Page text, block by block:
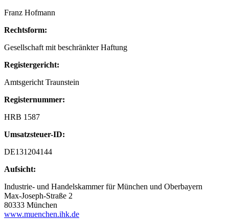
Franz Hofmann
Rechtsform:
Gesellschaft mit beschränkter Haftung
Registergericht:
Amtsgericht Traunstein
Registernummer:
HRB 1587
Umsatzsteuer-ID:
DE131204144
Aufsicht:
Industrie- und Handelskammer für München und Oberbayern
Max-Joseph-Straße 2
80333 München
www.muenchen.ihk.de